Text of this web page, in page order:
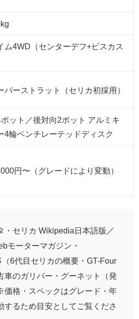
ム4WD（センターデフ+ビスカス
パーストラット（セリカ初採用）
ット／後対向2ポット アルミキ
4輪ベンチレーテッドディスク
円〜（グレードにより変動）
・セリカ Wikipedia日本語版／
モーターマガジン・
6代目セリカの概要・GT-Four
車のガリバー・グーネット（発
格・スペックはグレード・年
するため目安としてご覧くださ